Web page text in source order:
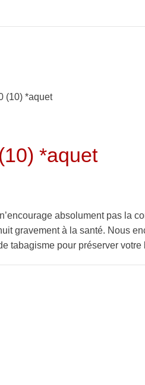
(10) *aquet
*aquet
absolument pas la
gravement à la santé. Nous
tabagisme pour préserver